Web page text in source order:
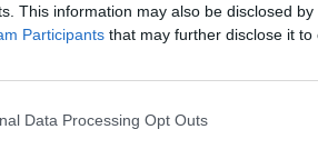
This information may also be disclosed
Participants that may further disclose it to
Data Processing Opt Outs